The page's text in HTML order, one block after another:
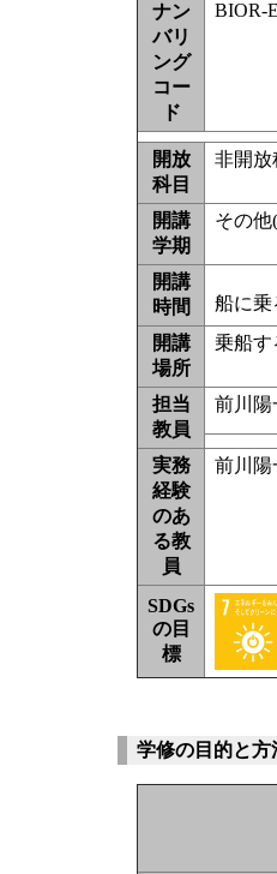
ナン
バリ
ング
コー
ド
BIOR-
開放
科目
非
開講
学期
その
開講
時間
船に乗
開講
場所
乗船す
担当
教員
前川
実務
経験
のあ
る教
員
前川陽
SDGs
の目
標
学修の目的と方